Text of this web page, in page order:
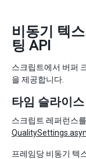
비동기 텍
팅 API
스크립트에서 버퍼
을 제공합니다.
타임 슬라이스
스크립트 레퍼런스
프레임당 비동기 텍